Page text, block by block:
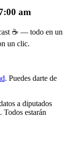
am
☕ — todo en un
un clic.
. Puedes darte de
a diputados
Todos estarán